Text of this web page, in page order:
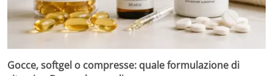
Gocce, softgel o compresse: quale formulazione di